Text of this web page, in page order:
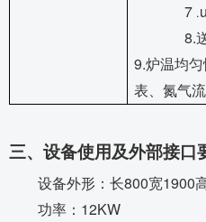
7 .u
8.
9.炉温均
表、氮气
三、 设备使用及外部接口
设备外形：长800宽1900
功率： 12KW